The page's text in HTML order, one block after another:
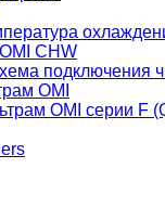
CHW
подключения
OMI
OMI серии F